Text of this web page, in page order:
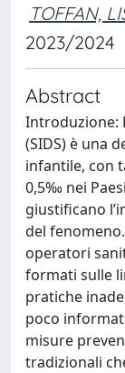
TOFFAN,
2023/2024
Abstract
Introduzione:
(SIDS) è una
infantile, con
0,5‰ nei
giustificano
del
operatori
formati sulle
pratiche
poco
misure
tradizionali